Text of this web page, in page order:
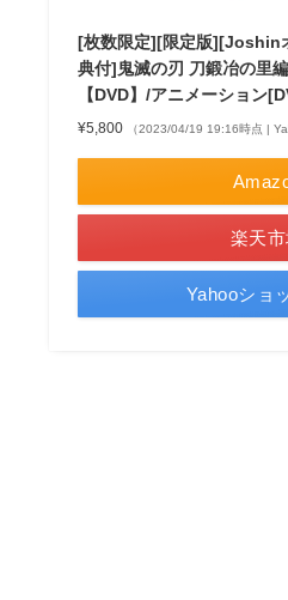
[枚数限定][限定版][Joshin
典付]鬼滅の刃 刀鍛冶の里
【DVD】/アニメーション
¥5,800 （2023/04/19 19:16時点 |
楽天
Yahooショ